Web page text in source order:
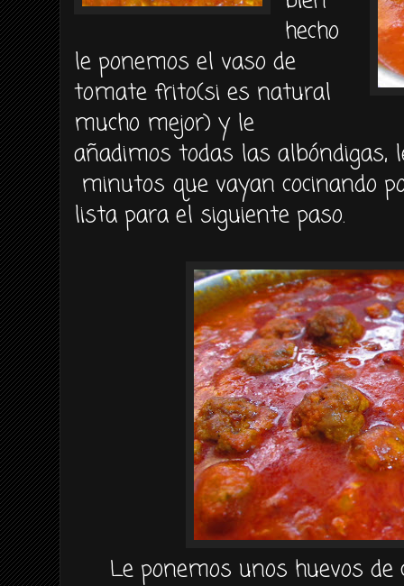
hecho
le ponemos el vaso de
tomate frito(si es natural
mucho mejor) y le
añadimos todas las albóndigas,
minutos que vayan cocinando
lista para el siguiente paso.
Le ponemos unos huevos